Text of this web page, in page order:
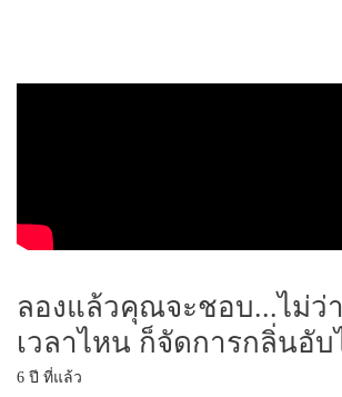
ลองแล้วคุณจะชอบ...ไม่ว่
เวลาไหน ก็จัดการกลิ่นอับ
6 ปี ที่แล้ว